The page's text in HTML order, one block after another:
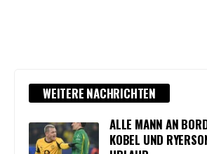
WEITERE NACHRICHTEN
ALLE MANN AN
KOBEL UND